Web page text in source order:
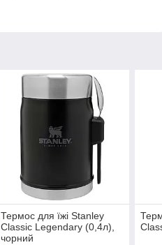
Термос для їжі Stanley
Classic Legendary (0,4л),
чорний